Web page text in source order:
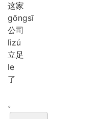
这家
gōngsī
公司
lìzú
立足
le
了
。